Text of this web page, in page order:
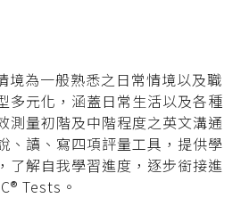
境為一般熟悉之日常情境以及職
多元化，涵蓋日常生活以及各種
測量初階及中階程度之英文溝通
、讀、寫四項評量工具，提供學
了解自我學習進度，逐步銜接進
Tests。